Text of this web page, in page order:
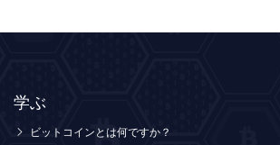
学ぶ
ビットコインとは何ですか？